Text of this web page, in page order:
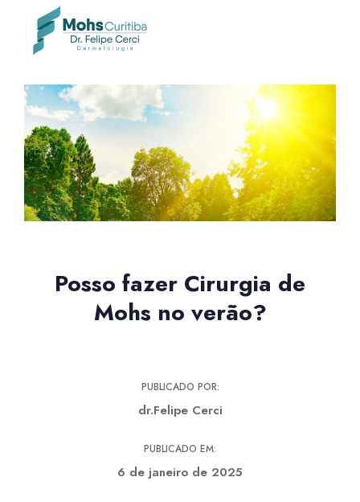
Posso fazer Cirurgia de
Mohs no verão?
PUBLICADO POR:
dr.Felipe Cerci
PUBLICADO EM:
6 de janeiro de 2025